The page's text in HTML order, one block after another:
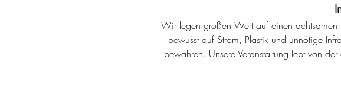
Wir legen großen Wert auf einen
bewusst auf Strom, Plastik und unnötige
bewahren. Unsere Veranstaltung lebt von